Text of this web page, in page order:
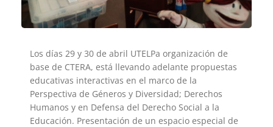
Los días 29 y 30 de abril UTELPa organización de
base de CTERA, está llevando adelante propuestas
educativas interactivas en el marco de la
Perspectiva de Géneros y Diversidad; Derechos
Humanos y en Defensa del Derecho Social a la
Educación. Presentación de un espacio especial de